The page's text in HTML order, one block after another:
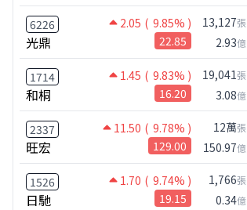
6226 2.05 ( 9.85% )
光鼎 22.85
13,127張
2.93億
1714 1.45 ( 9.83% )
和桐 16.20
19,041張
3.08億
2337 11.50 ( 9.78% )
旺宏 129.00
12萬張
150.97億
1526 1.70 ( 9.74% )
日馳 19.15
1,766張
0.34億